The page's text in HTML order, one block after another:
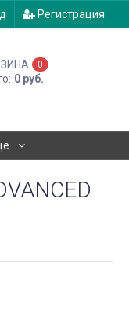
Регистрация
0
0 руб.